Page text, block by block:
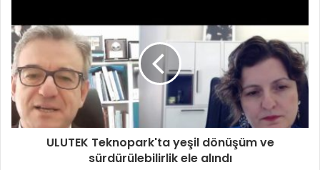
ULUTEK Teknopark'ta yeşil dönüşüm ve
sürdürülebilirlik ele alındı